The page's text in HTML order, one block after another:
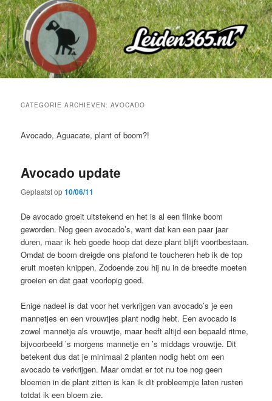
Spring
naar
de
primaire
inhoud
Spring
naar
de
secundaire
inhoud
CATEGORIE ARCHIEVEN:AVOCADO
Avocado, Aguacate, plant of boom?!
Avocado update
Geplaatst op10/06/11
De avocado groeit uitstekend en het is al een flinke boom
geworden. Nog geen avocado’s, want dat kan een paar jaar
duren, maar ik heb goede hoop dat deze plant blijft voortbestaan.
Omdat de boom dreigde ons plafond te toucheren heb ik de top
eruit moeten knippen. Zodoende zou hij nu in de breedte moeten
groeien en dat gaat voorlopig goed.
Enige nadeel is dat voor het verkrijgen van avocado’s je een
mannetjes en een vrouwtjes plant nodig hebt. Een avocado is
zowel mannetje als vrouwtje, maar heeft altijd een bepaald ritme,
bijvoorbeeld ’s morgens mannetje en ’s middags vrouwtje. Dit
betekent dus dat je minimaal 2 planten nodig hebt om een
avocado te verkrijgen. Maar omdat er tot nu toe nog geen
bloemen in de plant zitten is kan ik dit probleempje laten rusten
totdat ik een bloem zie.